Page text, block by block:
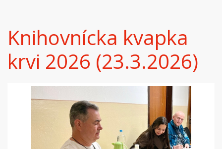
Knihovnícka kvapka
krvi 2026 (23.3.2026)